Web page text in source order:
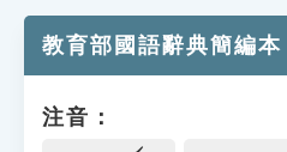
單字索引
教育部國語辭典簡編本
注音：